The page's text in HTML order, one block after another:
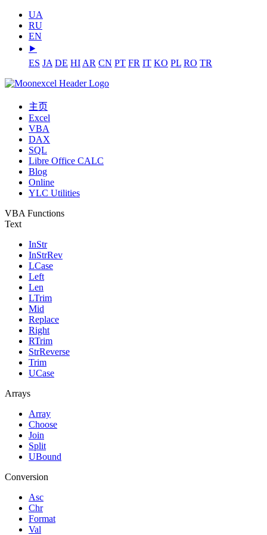
UA
RU
EN
⯈
ES JA DE HI AR CN PT FR IT KO PL RO TR
主页
Excel
VBA
DAX
SQL
Libre Office CALC
Blog
Online
YLC Utilities
VBA Functions
Text
InStr
InStrRev
LCase
Left
Len
LTrim
Mid
Replace
Right
RTrim
StrReverse
Trim
UCase
Arrays
Array
Choose
Join
Split
UBound
Conversion
Asc
Chr
Format
Val